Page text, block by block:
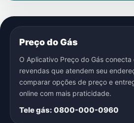
Preço do Gás
O Aplicativo Preço do Gás conecta
revendas que atendem seu
comparar opções de preço e
online com mais praticidade.
Tele gás: 0800-000-0960